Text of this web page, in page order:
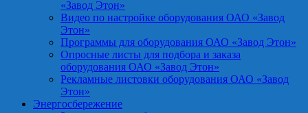
«Завод Этон»
Видео по настройке оборудования ОАО «Завод
Этон»
Программы для оборудования ОАО «Завод Этон»
Опросные листы для подбора и заказа
оборудования ОАО «Завод Этон»
Рекламные листовки оборудования ОАО «Завод
Этон»
Энергосбережение